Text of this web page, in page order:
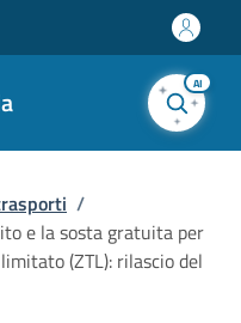
AI
/
e la sosta gratuita per
(ZTL): rilascio del